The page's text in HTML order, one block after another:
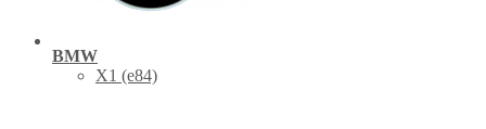
BMW
X1 (е84)